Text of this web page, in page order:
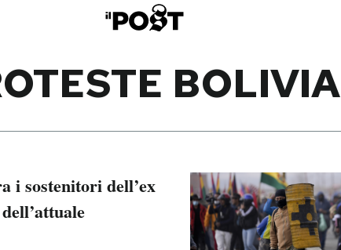
BOLIVIA
i sostenitori dell’ex